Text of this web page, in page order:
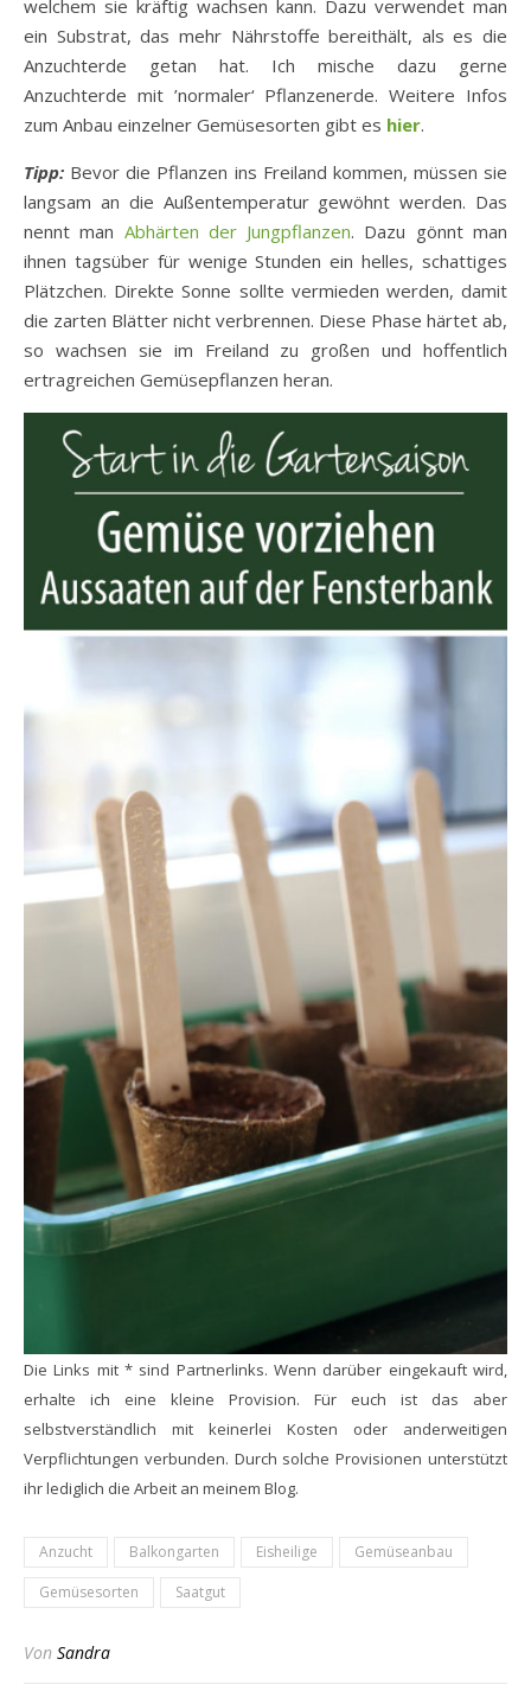
welchem sie kräftig wachsen kann. Dazu verwendet man
ein Substrat, das mehr Nährstoffe bereithält, als es die
Anzuchterde getan hat. Ich mische dazu gerne
Anzuchterde mit ’normaler‘ Pflanzenerde. Weitere Infos
zum Anbau einzelner Gemüsesorten gibt es hier.
Tipp: Bevor die Pflanzen ins Freiland kommen, müssen sie
langsam an die Außentemperatur gewöhnt werden. Das
nennt man Abhärten der Jungpflanzen. Dazu gönnt man
ihnen tagsüber für wenige Stunden ein helles, schattiges
Plätzchen. Direkte Sonne sollte vermieden werden, damit
die zarten Blätter nicht verbrennen. Diese Phase härtet ab,
so wachsen sie im Freiland zu großen und hoffentlich
ertragreichen Gemüsepflanzen heran.
Die Links mit * sind Partnerlinks. Wenn darüber eingekauft wird,
erhalte ich eine kleine Provision. Für euch ist das aber
selbstverständlich mit keinerlei Kosten oder anderweitigen
Verpflichtungen verbunden. Durch solche Provisionen unterstützt
ihr lediglich die Arbeit an meinem Blog.
Anzucht Balkongarten Eisheilige
Gemüseanbau
Gemüsesorten
Saatgut
Von Sandra